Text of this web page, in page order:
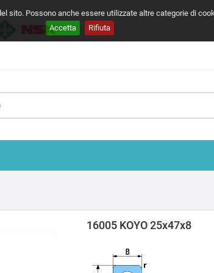
Possono anche essere utilizzate altre categorie di
Accetta
Rifiuta
16005 KOYO 25x47x8